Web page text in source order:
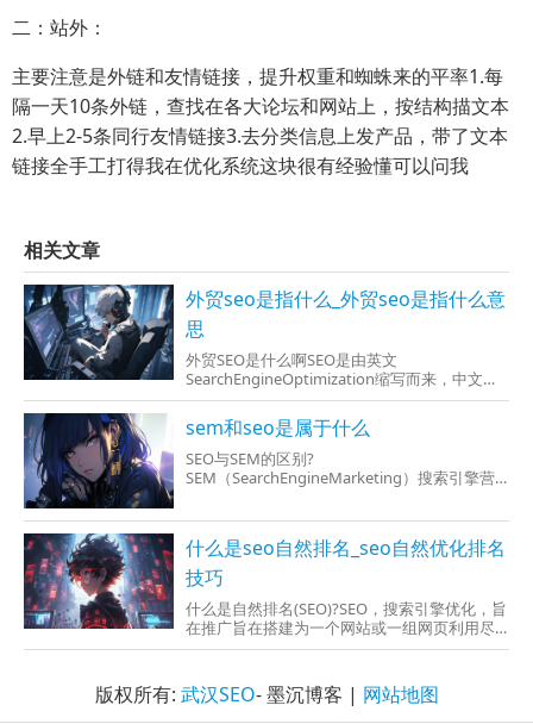
二：站外：
主要注意是外链和友情链接，提升权重和蜘蛛来的平率1.每
隔一天10条外链，查找在各大论坛和网站上，按结构描文本
2.早上2-5条同行友情链接3.去分类信息上发产品，带了文本
链接全手工打得我在优化系统这块很有经验懂可以问我
相关文章
外贸seo是指什么_外贸seo是指什么意
思
外贸SEO是什么啊SEO是由英文
SearchEngineOptimization缩写而来，中文意
译为“搜索引擎优化”。外贸网站做seo真的可以
提升效益吗?搜索引擎商机突显"B2B+搜索"市场
竞争加剧当电子商务B2B、B2C、C2C交易模式
的三种代表，阿里
sem和seo是属于什么
SEO与SEM的区别?
SEM（SearchEngineMarketing）搜索引擎营
是借用搜索引擎来声望兑换利润。而他的真接
目的是流量，到了最后目的是获得利润。
SEO（SearchEngineOptimizatio
什么是seo自然排名_seo自然优化排名
技巧
什么是自然排名(SEO)?SEO，搜索引擎优化，旨
在推广旨在搭建为一个网站或一组网页利用尽
很可能高的搜索引擎结果页面或SERP排名。当
的网站更有可能被全选，进而提升用户点击特
定的事件网站的机
版权所有: 武汉SEO- 墨沉博客 | 网站地图